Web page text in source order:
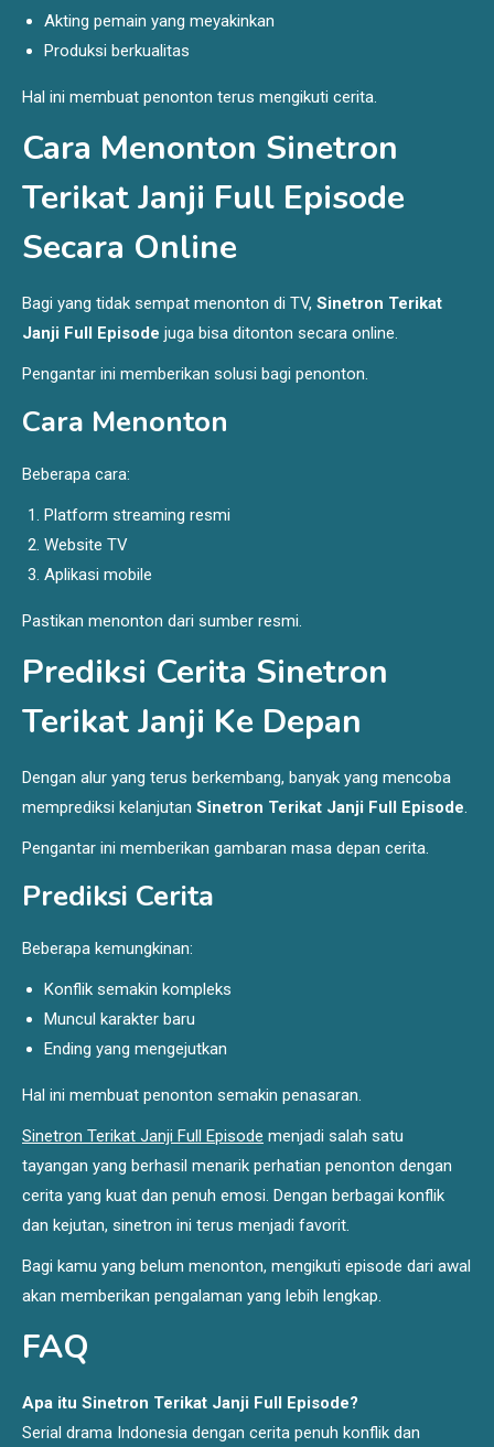
Akting pemain yang meyakinkan
Produksi berkualitas
Hal ini membuat penonton terus mengikuti cerita.
Cara Menonton Sinetron
Terikat Janji Full Episode
Secara Online
Bagi yang tidak sempat menonton di TV, Sinetron Terikat
Janji Full Episode juga bisa ditonton secara online.
Pengantar ini memberikan solusi bagi penonton.
Cara Menonton
Beberapa cara:
Platform streaming resmi
Website TV
Aplikasi mobile
Pastikan menonton dari sumber resmi.
Prediksi Cerita Sinetron
Terikat Janji Ke Depan
Dengan alur yang terus berkembang, banyak yang mencoba
memprediksi kelanjutan Sinetron Terikat Janji Full Episode.
Pengantar ini memberikan gambaran masa depan cerita.
Prediksi Cerita
Beberapa kemungkinan:
Konflik semakin kompleks
Muncul karakter baru
Ending yang mengejutkan
Hal ini membuat penonton semakin penasaran.
Sinetron Terikat Janji Full Episode menjadi salah satu
tayangan yang berhasil menarik perhatian penonton dengan
cerita yang kuat dan penuh emosi. Dengan berbagai konflik
dan kejutan, sinetron ini terus menjadi favorit.
Bagi kamu yang belum menonton, mengikuti episode dari awal
akan memberikan pengalaman yang lebih lengkap.
FAQ
Apa itu Sinetron Terikat Janji Full Episode?
Serial drama Indonesia dengan cerita penuh konflik dan